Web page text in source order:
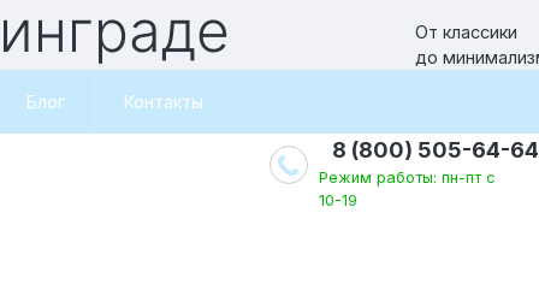
От классики
до
Блог Контакты
8 (800) 505-64-64
Режим работы: пн-пт с
10-19